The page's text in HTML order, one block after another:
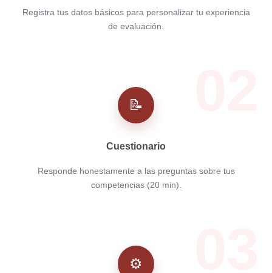
Registra tus datos básicos para personalizar tu experiencia
de evaluación.
📝
Cuestionario
Responde honestamente a las preguntas sobre tus
competencias (20 min).
⚙️